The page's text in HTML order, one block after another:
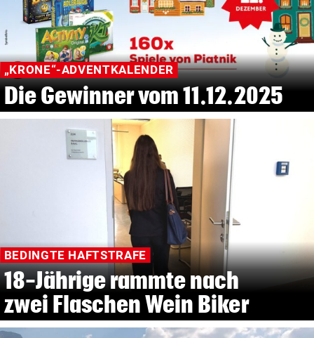
„KRONE“-ADVENTKALENDER
Die Gewinner vom 11.12.2025
BEDINGTE HAFTSTRAFE
18-Jährige rammte nach
zwei Flaschen Wein Biker